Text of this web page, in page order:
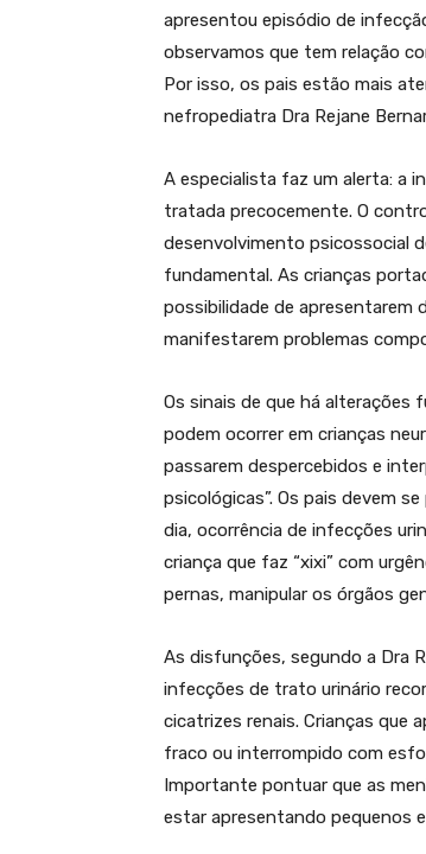
apresentou episódio de
observamos que tem relação
Por isso, os pais estão mais
nefropediatra Dra Rejane
A especialista faz um alerta: a
tratada precocemente. O
desenvolvimento psicossocial
fundamental. As crianças
possibilidade de apresentarem
manifestarem problemas
Os sinais de que há alterações
podem ocorrer em crianças
passarem despercebidos e
psicológicas”. Os pais devem
dia, ocorrência de infecções
criança que faz “xixi” com
pernas, manipular os órgãos
As disfunções, segundo a Dra
infecções de trato urinário
cicatrizes renais. Crianças que
fraco ou interrompido com
Importante pontuar que as
estar apresentando pequenos